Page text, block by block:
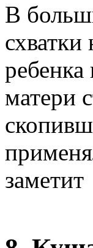
В
ребенка
матери
заметит